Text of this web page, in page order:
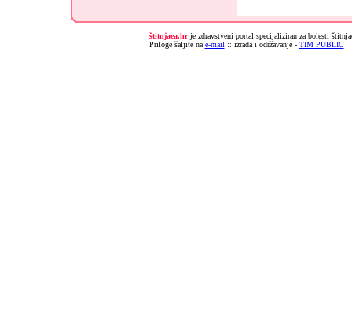
štitnjaea.hrje zdravstveni portal specijaliziran za bolesti
Priloge šaljite na e-mail :: izrada i održavanje - TIM PUBLIC